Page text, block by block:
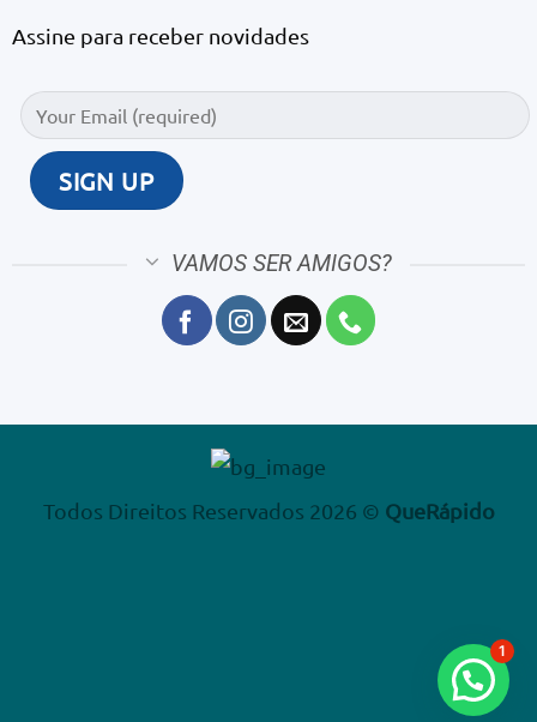
Assine para receber novidades
VAMOS SER AMIGOS?
Todos Direitos Reservados 2026 © QueRápido
1